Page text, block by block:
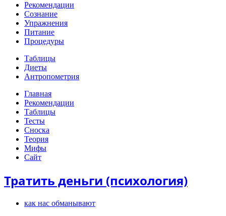
Рекомендации
Сознание
Упражнения
Питание
Процедуры
Таблицы
Диеты
Антропометрия
Главная
Рекомендации
Таблицы
Тесты
Сноска
Теория
Мифы
Сайт
Тратить деньги (психология)
как нас обманывают